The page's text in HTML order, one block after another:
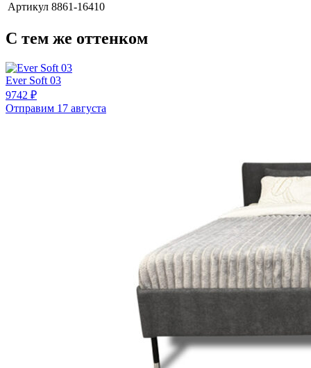
Артикул 8861-16410
С тем же оттенком
Ever Soft 03
9742 ₽
Отправим 17 августа